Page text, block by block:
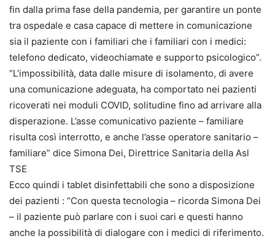
fin dalla prima fase della pandemia, per garantire un ponte
tra ospedale e casa capace di mettere in comunicazione
sia il paziente con i familiari che i familiari con i medici:
telefono dedicato, videochiamate e supporto psicologico”.
“L’impossibilità, data dalle misure di isolamento, di avere
una comunicazione adeguata, ha comportato nei pazienti
ricoverati nei moduli COVID, solitudine fino ad arrivare alla
disperazione. L’asse comunicativo paziente – familiare
risulta così interrotto, e anche l’asse operatore sanitario –
familiare” dice Simona Dei, Direttrice Sanitaria della Asl
TSE
Ecco quindi i tablet disinfettabili che sono a disposizione
dei pazienti : “Con questa tecnologia – ricorda Simona Dei
– il paziente può parlare con i suoi cari e questi hanno
anche la possibilità di dialogare con i medici di riferimento.